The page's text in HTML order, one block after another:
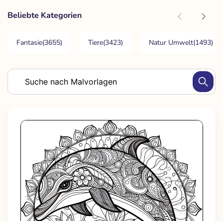
Beliebte Kategorien
Fantasie(3655) Tiere(3423) Natur Umwelt(1493)